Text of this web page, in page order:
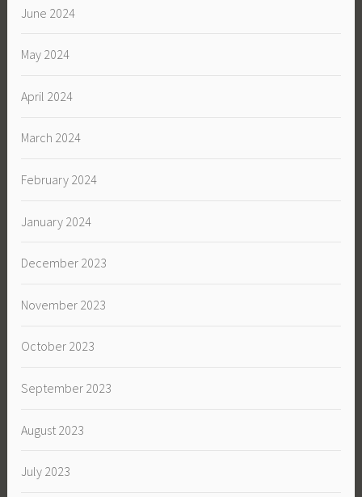
June 2024
May 2024
April 2024
March 2024
February 2024
January 2024
December 2023
November 2023
October 2023
September 2023
August 2023
July 2023